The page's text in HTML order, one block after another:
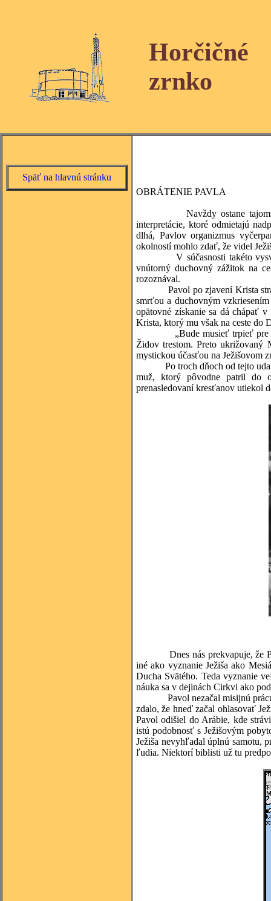
Horčičné
zrnko
Späť na hlavnú stránku
OBRÁTENIE PAVLA
Navždy ostane
interpretácie, ktoré odmietajú
dlhá, Pavlov organizmus
okolností mohlo zdať, že videl
V súčasnosti takéto
vnútorný duchovný zážitok na
rozoznával.
Pavol po zjavení Krista stratil
smrťou a duchovným
opätovné získanie sa dá chápať
Krista, ktorý mu však na ceste do
„Bude musieť trpieť pre moje
Židov trestom. Preto ukrižovaný
mystickou účasťou na Ježišovom
Po troch dňoch od tejto
muž, ktorý pôvodne patril do
prenasledovaní kresťanov utiekol
Dnes nás prekvapuje, že
iné ako vyznanie Ježiša ako
Ducha Svätého. Teda vyznanie
náuka sa v dejinách Cirkvi ako
Pavol nezačal misijnú prácu
zdalo, že hneď začal ohlasovať
Pavol odišiel do Arábie, kde
istú podobnosť s Ježišovým
Ježiša nevyhľadal úplnú samotu,
ľudia. Niektorí biblisti už tu